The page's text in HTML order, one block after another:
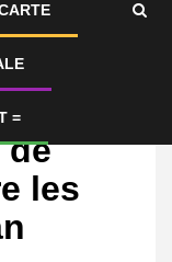
=
de
les